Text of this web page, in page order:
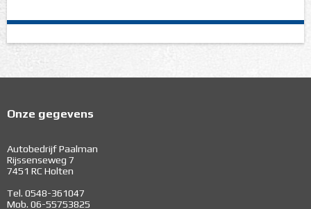
Onze gegevens
Autobedrijf Paalman
Rijssenseweg 7
7451 RC Holten
Tel. 0548-361047
Mob. 06-55753825